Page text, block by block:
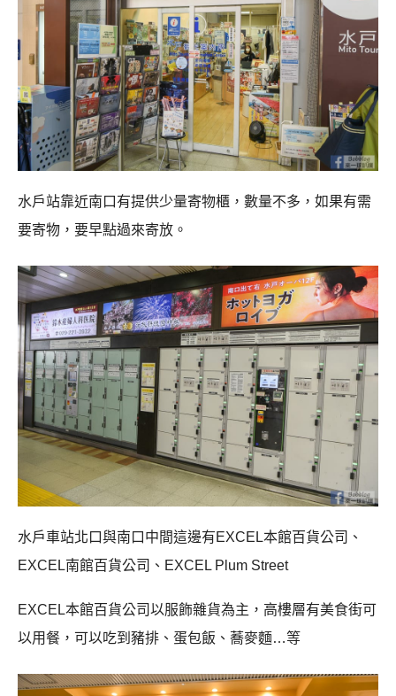
水戶站靠近南口有提供少量寄物櫃，數量不多，如果有需
要寄物，要早點過來寄放。
水戶車站北口與南口中間這邊有EXCEL本館百貨公司、
EXCEL南館百貨公司、EXCEL Plum Street
EXCEL本館百貨公司以服飾雜貨為主，高樓層有美食街可
以用餐，可以吃到豬排、蛋包飯、蕎麥麵…等